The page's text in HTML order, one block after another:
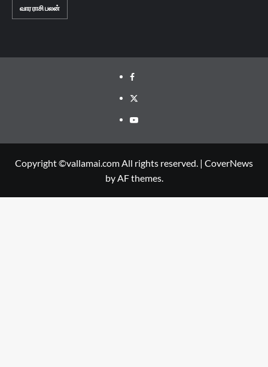
வார ராசி பலன்
Facebook
Twitter
Youtube
Copyright ©vallamai.com All rights reserved. | CoverNews
by AF themes.